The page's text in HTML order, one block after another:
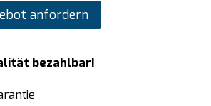
anfordern
bezahlbar!